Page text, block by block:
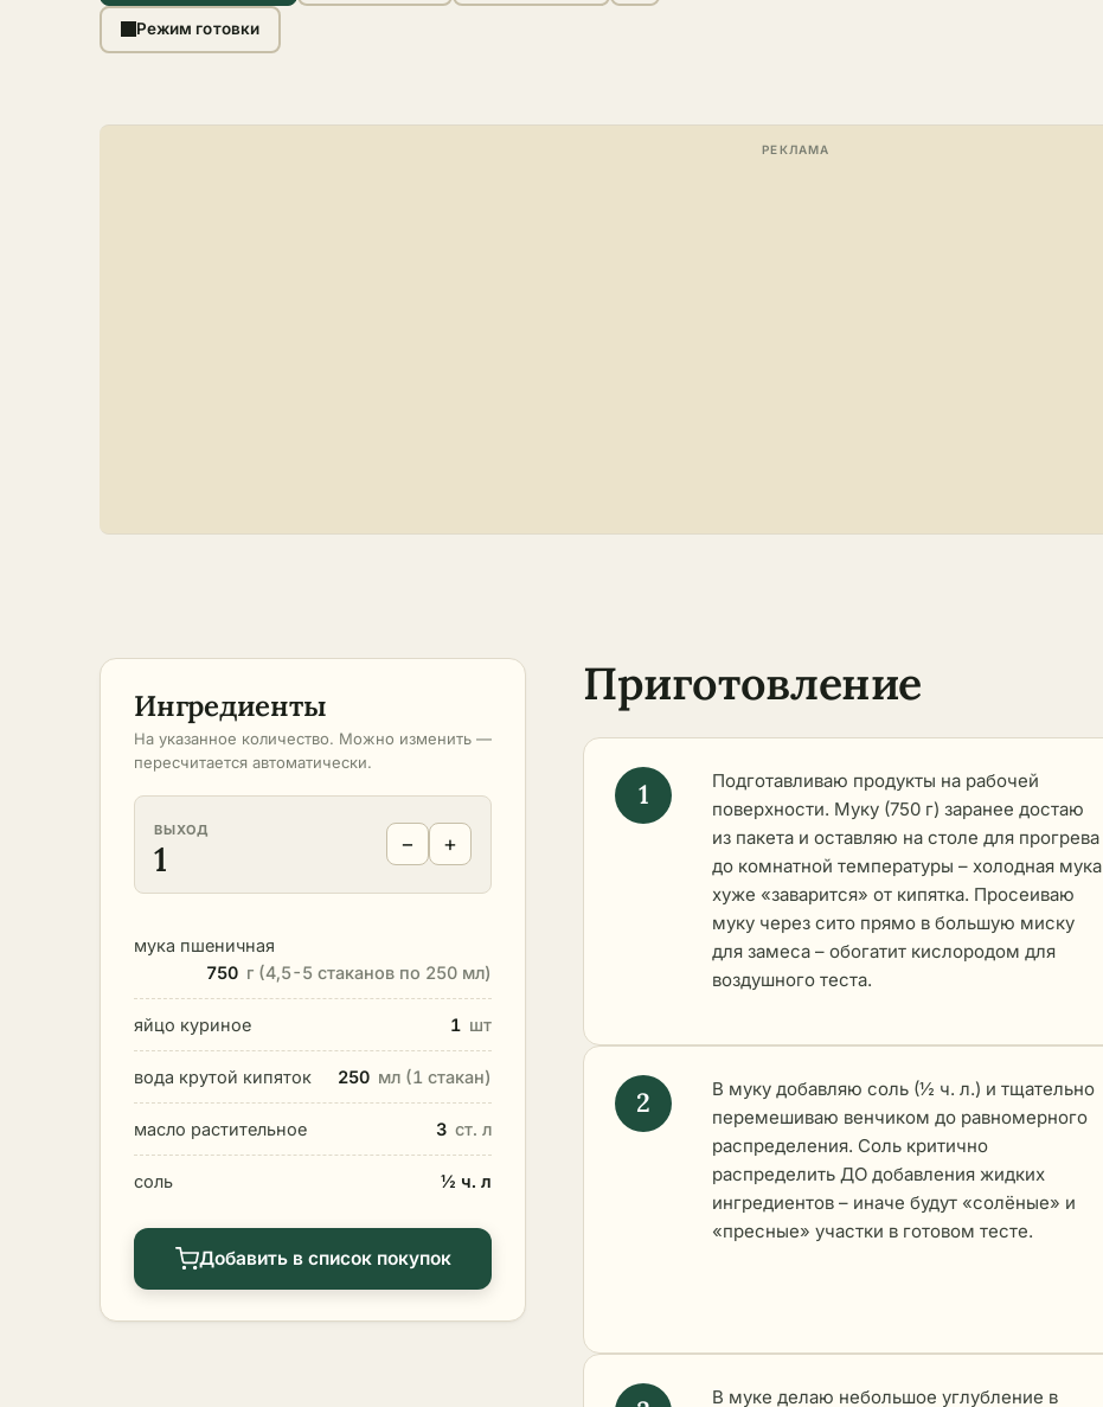
Режим готовки
Ингредиенты
На указанное количество. Можно изменить —
пересчитается автоматически.
ВЫХОД
1 − +
мука пшеничная
750 г (4,5-5 стаканов по 250 мл)
яйцо куриное 1 шт
вода крутой кипяток 250 мл (1 стакан)
масло растительное 3 ст. л
соль ½ ч. л
Добавить в список покупок
Приготовление
Подготавливаю продукты на рабочей
поверхности. Муку (750 г) заранее достаю
из пакета и оставляю на столе для прогрева
до комнатной температуры – холодная мука
хуже «заварится» от кипятка. Просеиваю
муку через сито прямо в большую миску
для замеса – обогатит кислородом для
воздушного теста.
В муку добавляю соль (½ ч. л.) и тщательно
перемешиваю венчиком до равномерного
распределения. Соль критично
распределить ДО добавления жидких
ингредиентов – иначе будут «солёные» и
«пресные» участки в готовом тесте.
В муке делаю небольшое углубление в